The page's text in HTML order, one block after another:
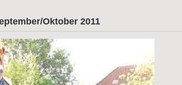
Oktober 2011